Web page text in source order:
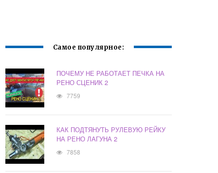
Самое популярное:
ПОЧЕМУ НЕ РАБОТАЕТ ПЕЧКА НА
РЕНО СЦЕНИК 2
7759
КАК ПОДТЯНУТЬ РУЛЕВУЮ РЕЙКУ
НА РЕНО ЛАГУНА 2
7858